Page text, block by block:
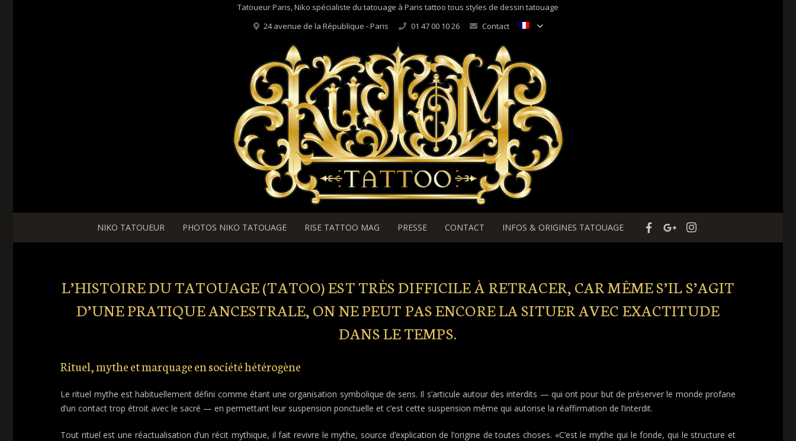
Tatoueur Paris, Niko spécialiste du tatouage à Paris tattoo tous styles de dessin tatouage
24 avenue de la République - Paris
01 47 00 10 26 Contact
NIKO TATOUEUR PHOTOS NIKO TATOUAGE RISE TATTOO MAG PRESSE CONTACT INFOS & ORIGINES TATOUAGE
L’HISTOIRE DU TATOUAGE (TATOO) EST TRÈS DIFFICILE À RETRACER, CAR MÊME S’IL S’AGIT
D’UNE PRATIQUE ANCESTRALE, ON NE PEUT PAS ENCORE LA SITUER AVEC EXACTITUDE
DANS LE TEMPS.
Rituel, mythe et marquage en société hétérogène
Le rituel mythe est habituellement défini comme étant une organisation symbolique de sens. Il s’articule autour des interdits — qui ont pour but de préserver le monde profane
d’un contact trop étroit avec le sacré — en permettant leur suspension ponctuelle et c’est cette suspension même qui autorise la réaffirmation de l’interdit.
Tout rituel est une réactualisation d’un récit mythique, il fait revivre le mythe, source d’explication de l’origine de toutes choses. «C’est le mythe qui le fonde, qui le structure et